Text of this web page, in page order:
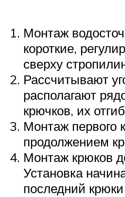
Монтаж
короткие,
сверху
Рассчитывают
располагают
крючков, их
Монтаж первого
продолжением
Монтаж крюков
Установка
последний